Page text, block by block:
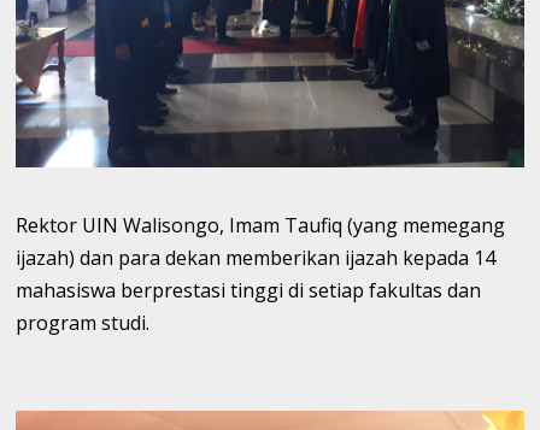
Rektor UIN Walisongo, Imam Taufiq (yang memegang
ijazah) dan para dekan memberikan ijazah kepada 14
mahasiswa berprestasi tinggi di setiap fakultas dan
program studi.